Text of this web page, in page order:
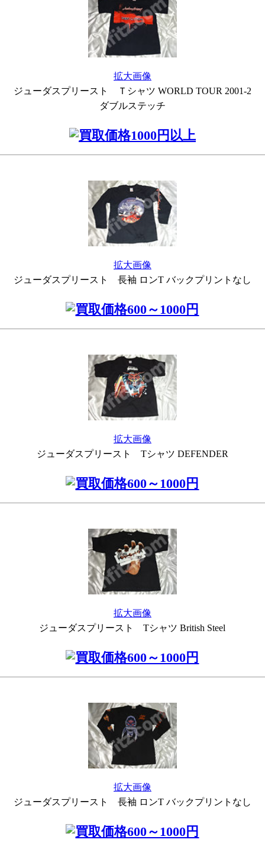
拡大画像
ジューダスプリースト Ｔシャツ WORLD TOUR 2001-2
ダブルステッチ
拡大画像
ジューダスプリースト 長袖 ロンT バックプリントなし
拡大画像
ジューダスプリースト Tシャツ DEFENDER
拡大画像
ジューダスプリースト Tシャツ British Steel
拡大画像
ジューダスプリースト 長袖 ロンT バックプリントなし